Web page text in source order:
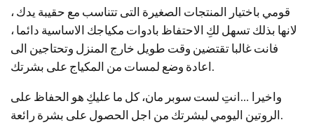
قومي باختيار المنتجات الصغيرة التى تتناسب مع حقيبة يدك ،
لانها بذلك تسهل لكِ الاحتفاظ بادوات مكياجك الاساسية دائما ،
فانت غالبا تقتضين وقت طويل خارج المنزل وتحتاجين الى
واخيرا …انتِ لست سوبر مان، كل ما عليكِ هو الحفاظ على